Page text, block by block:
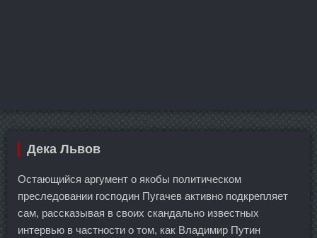
Дека Львов
Остающийся аргумент о якобы политическом
преследовании господин Пугачев активно подкрепляет
сам, рассказывая в своих скандально известных
интервью в частности о том, как Владимир Путин